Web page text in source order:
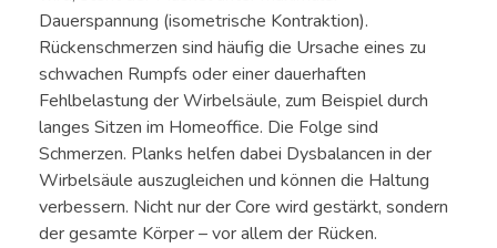
Dauerspannung (isometrische Kontraktion).
Rückenschmerzen sind häufig die Ursache eines zu
schwachen Rumpfs oder einer dauerhaften
Fehlbelastung der Wirbelsäule, zum Beispiel durch
langes Sitzen im Homeoffice. Die Folge sind
Schmerzen. Planks helfen dabei Dysbalancen in der
Wirbelsäule auszugleichen und können die Haltung
verbessern. Nicht nur der Core wird gestärkt, sondern
der gesamte Körper – vor allem der Rücken.